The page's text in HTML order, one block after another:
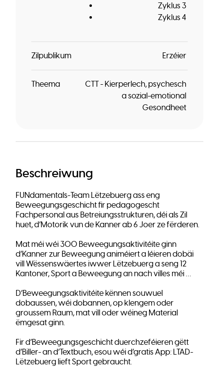
Zyklus 3
Zyklus 4
Zilpublikum Erzéier
Theema
CTT - Kierperlech, psychesch
a sozial-emotional
Gesondheet
Beschreiwung
FUNdamentals-Team Lëtzebuerg ass eng
Beweegungsgeschicht fir pedagogescht
Fachpersonal aus Betreiungsstrukturen, déi als Zil
huet, d’Motorik vun de Kanner ab 6 Joer ze fërderen.
Mat méi wéi 300 Beweegungsaktivitéite ginn
d’Kanner zur Beweegung animéiert a léieren dobäi
vill Wëssenswäertes iwwer Lëtzebuerg a seng 12
Kantoner, Sport a Beweegung an nach villes méi …
D’Beweegungsaktivitéite kënnen souwuel
dobaussen, wéi dobannen, op klengem oder
groussem Raum, mat vill oder wéineg Material
ëmgesat ginn.
Fir d’Beweegungsgeschicht duerchzeféieren gëtt
d’Biller- an d’Textbuch, esou wéi d’gratis App: LTAD-
Lëtzebuerg lieft Sport gebraucht.